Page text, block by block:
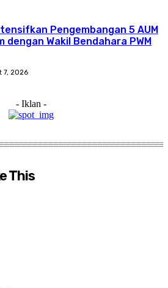
Pengembangan 5 AUM
dengan Wakil Bendahara PWM
7, 2026
- Iklan -
This